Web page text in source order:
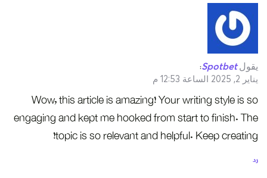
يقول Spotbet
:
يناير 2, 2025 الساعة 12:53 م
Wow, this article is amazing! Your writing style is so
engaging and kept me hooked from start to finish. The
topic is so relevant and helpful. Keep creating!
رد